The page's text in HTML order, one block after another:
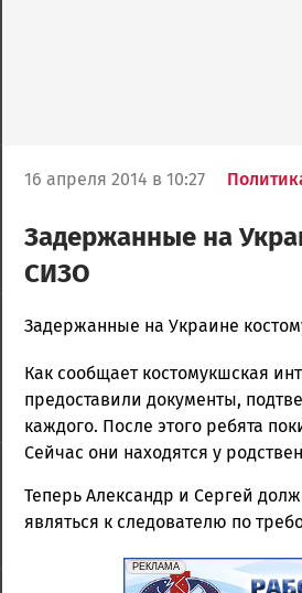
16 апреля 2014 в 10:27
Задержанные на
СИЗО
admintimur
Петрозаводска
и
Карелии
|
ГОВОРИТ
Задержанные на Украине
Как сообщает костомукшская
предоставили документы,
каждого. После этого ребята
Сейчас они находятся у
Теперь Александр и Сергей
являться к следователю по
erid: 2SDnjf467GP
РЕКЛАМА
Реклама